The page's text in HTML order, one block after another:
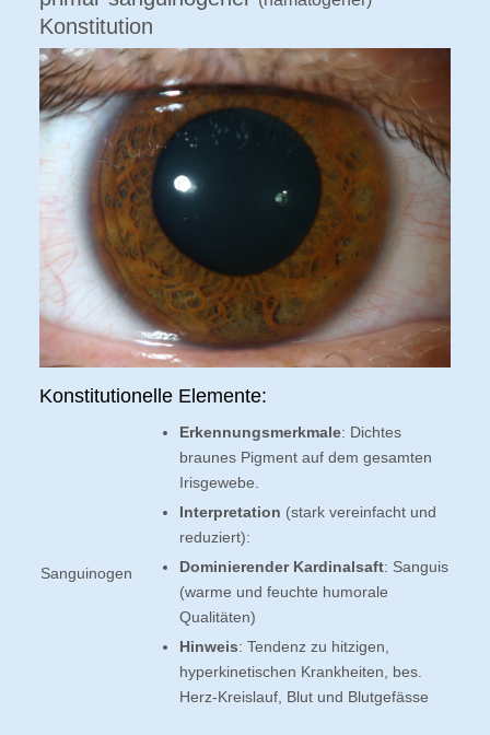
Konstitution
Konstitutionelle Elemente:
Sanguinogen
Erkennungsmerkmale: Dichtes
braunes Pigment auf dem gesamten
Irisgewebe.
Interpretation (stark vereinfacht und
reduziert):
Dominierender Kardinalsaft: Sanguis
(warme und feuchte humorale
Qualitäten)
Hinweis: Tendenz zu hitzigen,
hyperkinetischen Krankheiten, bes.
Herz-Kreislauf, Blut und Blutgefässe